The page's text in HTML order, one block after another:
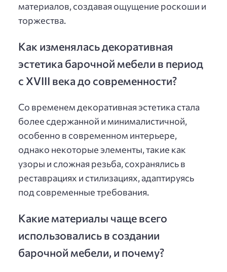
материалов, создавая ощущение роскоши и
торжества.
Как изменялась декоративная
эстетика барочной мебели в период
с XVIII века до современности?
Со временем декоративная эстетика стала
более сдержанной и минималистичной,
особенно в современном интерьере,
однако некоторые элементы, такие как
узоры и сложная резьба, сохранялись в
реставрациях и стилизациях, адаптируясь
под современные требования.
Какие материалы чаще всего
использовались в создании
барочной мебели, и почему?